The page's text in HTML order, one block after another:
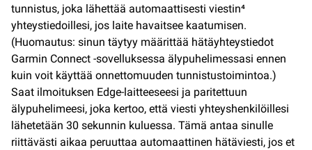
tunnistus, joka lähettää automaattisesti viestin⁴
yhteystiedoillesi, jos laite havaitsee kaatumisen.
(Huomautus: sinun täytyy määrittää hätäyhteystiedot
Garmin Connect -sovelluksessa älypuhelimessasi ennen
kuin voit käyttää onnettomuuden tunnistustoimintoa.)
Saat ilmoituksen Edge-laitteeseesi ja paritettuun
älypuhelimeesi, joka kertoo, että viesti yhteyshenkilöillesi
lähetetään 30 sekunnin kuluessa. Tämä antaa sinulle
riittävästi aikaa peruuttaa automaattinen hätäviesti, jos et